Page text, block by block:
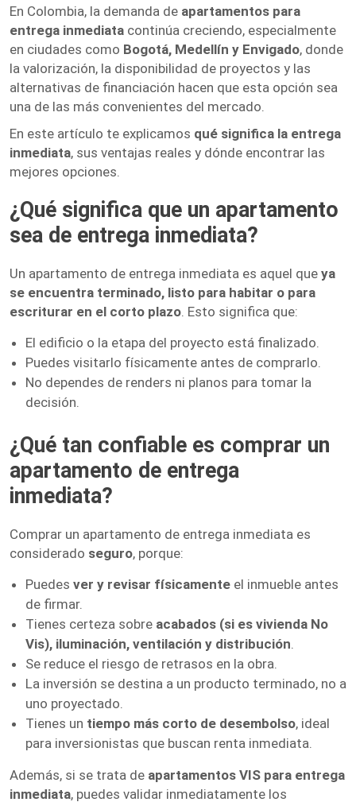
En Colombia, la demanda de apartamentos para
entrega inmediata continúa creciendo, especialmente
en ciudades como Bogotá, Medellín y Envigado, donde
la valorización, la disponibilidad de proyectos y las
alternativas de financiación hacen que esta opción sea
una de las más convenientes del mercado.
En este artículo te explicamos qué significa la entrega
inmediata, sus ventajas reales y dónde encontrar las
mejores opciones.
¿Qué significa que un apartamento
sea de entrega inmediata?
Un apartamento de entrega inmediata es aquel que ya
se encuentra terminado, listo para habitar o para
escriturar en el corto plazo. Esto significa que:
El edificio o la etapa del proyecto está finalizado.
Puedes visitarlo físicamente antes de comprarlo.
No dependes de renders ni planos para tomar la
decisión.
¿Qué tan confiable es comprar un
apartamento de entrega
inmediata?
Comprar un apartamento de entrega inmediata es
considerado seguro, porque:
Puedes ver y revisar físicamente el inmueble antes
de firmar.
Tienes certeza sobre acabados (si es vivienda No
Vis), iluminación, ventilación y distribución.
Se reduce el riesgo de retrasos en la obra.
La inversión se destina a un producto terminado, no a
uno proyectado.
Tienes un tiempo más corto de desembolso, ideal
para inversionistas que buscan renta inmediata.
Además, si se trata de apartamentos VIS para entrega
inmediata, puedes validar inmediatamente los